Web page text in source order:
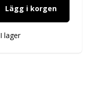
Lägg i korgen
I lager